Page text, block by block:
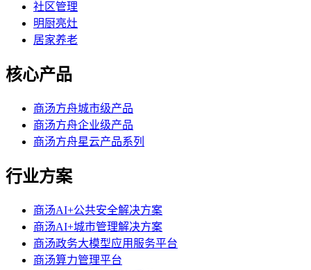
社区管理
明厨亮灶
居家养老
核心产品
商汤方舟城市级产品
商汤方舟企业级产品
商汤方舟星云产品系列
行业方案
商汤AI+公共安全解决方案
商汤AI+城市管理解决方案
商汤政务大模型应用服务平台
商汤算力管理平台